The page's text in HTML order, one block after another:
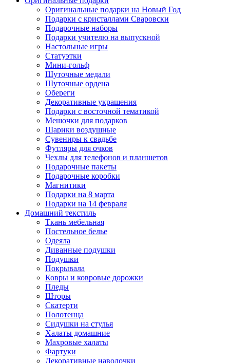
Оригинальные подарки на Новый Год
Подарки с кристаллами Сваровски
Подарочные наборы
Подарки учителю на выпускной
Настольные игры
Статуэтки
Мини-гольф
Шуточные медали
Шуточные ордена
Обереги
Декоративные украшения
Подарки с восточной тематикой
Мешочки для подарков
Шарики воздушные
Сувениры к свадьбе
Футляры для очков
Чехлы для телефонов и планшетов
Подарочные пакеты
Подарочные коробки
Магнитики
Подарки на 8 марта
Подарки на 14 февраля
Домашний текстиль
Ткань мебельная
Постельное белье
Одеяла
Диванные подушки
Подушки
Покрывала
Ковры и ковровые дорожки
Пледы
Шторы
Скатерти
Полотенца
Сидушки на стулья
Халаты домашние
Махровые халаты
Фартуки
Декоративные наволочки